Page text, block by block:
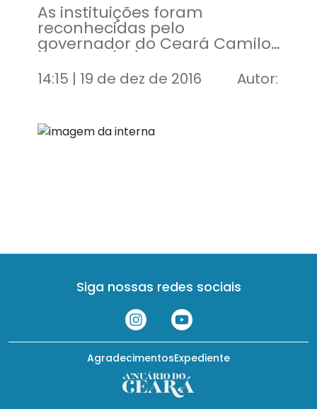
As instituições foram
reconhecidas pelo
governador do Ceará Camilo
Santana (PT) no Centro de
Eventos
14:15 | 19 de dez de 2016 Autor:
Siga nossas redes sociais
Expediente
Agradecimentos